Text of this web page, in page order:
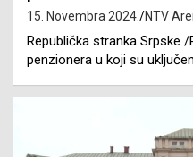
15. Novembra 2024. NTV
Republička stranka Srpske
penzionera u koji su